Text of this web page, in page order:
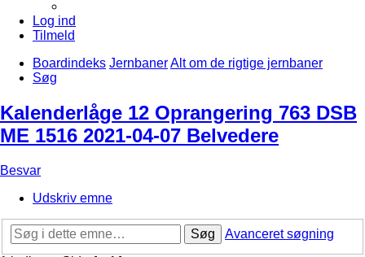
Log ind
Tilmeld
Boardindeks JernbanerAlt om de rigtige jernbaner
Søg
Kalenderlåge 12 Oprangering 763 DSB
ME 1516 2021-04-07 Belvedere
Besvar
Udskriv emne
Søg
Avanceret søgning